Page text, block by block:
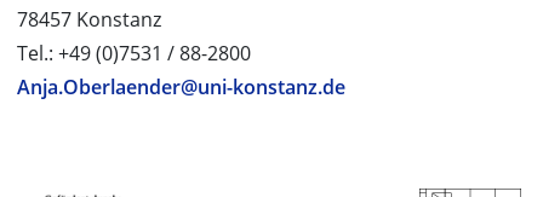
78457 Konstanz
Tel.: +49 (0)7531 / 88-2800
Anja.Oberlaender@uni-konstanz.de